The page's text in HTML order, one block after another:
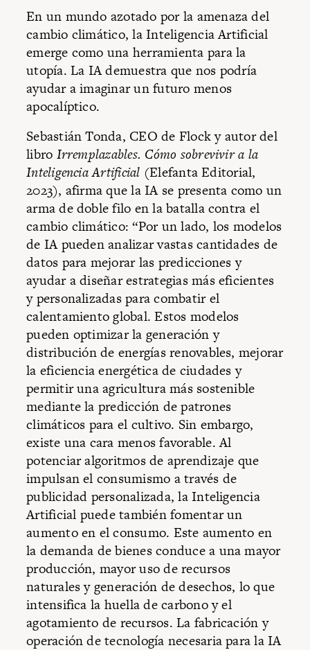
En un mundo azotado por la amenaza del
cambio climático, la Inteligencia Artificial
emerge como una herramienta para la
utopía. La IA demuestra que nos podría
ayudar a imaginar un futuro menos
apocalíptico.
Sebastián Tonda, CEO de Flock y autor del
libro Irremplazables. Cómo sobrevivir a la
Inteligencia Artificial (Elefanta Editorial,
2023), afirma que la IA se presenta como un
arma de doble filo en la batalla contra el
cambio climático: “Por un lado, los modelos
de IA pueden analizar vastas cantidades de
datos para mejorar las predicciones y
ayudar a diseñar estrategias más eficientes
y personalizadas para combatir el
calentamiento global. Estos modelos
pueden optimizar la generación y
distribución de energías renovables, mejorar
la eficiencia energética de ciudades y
permitir una agricultura más sostenible
mediante la predicción de patrones
climáticos para el cultivo. Sin embargo,
existe una cara menos favorable. Al
potenciar algoritmos de aprendizaje que
impulsan el consumismo a través de
publicidad personalizada, la Inteligencia
Artificial puede también fomentar un
aumento en el consumo. Este aumento en
la demanda de bienes conduce a una mayor
producción, mayor uso de recursos
naturales y generación de desechos, lo que
intensifica la huella de carbono y el
agotamiento de recursos. La fabricación y
operación de tecnología necesaria para la IA